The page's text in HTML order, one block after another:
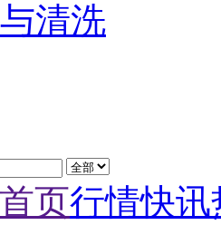
清洗
首页行情快讯